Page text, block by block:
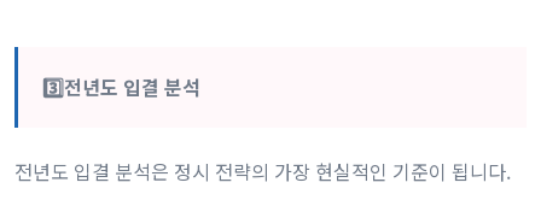
3️⃣전년도 입결 분석
전년도 입결 분석은 정시 전략의 가장 현실적인 기준이 됩니다.